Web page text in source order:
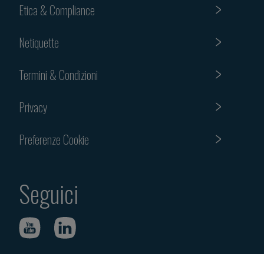
Etica & Compliance
Netiquette
Termini & Condizioni
Privacy
Preferenze Cookie
Seguici